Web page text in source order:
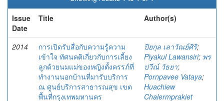
Issue
Date
Title Author(s)
2014
การเปิดรับสื่อกับความรู้ความ
เข้าใจ ทัศนคติเกี่ยวกับการเลี้ยง
ลูกด้วยนมแม่ของหญิงตั้งครรภ์ที่
ทำงานนอกบ้านที่มารับบริการ
ณ ศูนย์บริการสาธารณสุข เขต
พื้นที่กรุงเทพมหานคร
ปิยกุล เลาวัณย์ศิริ;
Piyakul Lawansiri; พร
ปวีณ์ วัธยา;
Pornpavee Vataya;
Huachiew
Chalermprakiet